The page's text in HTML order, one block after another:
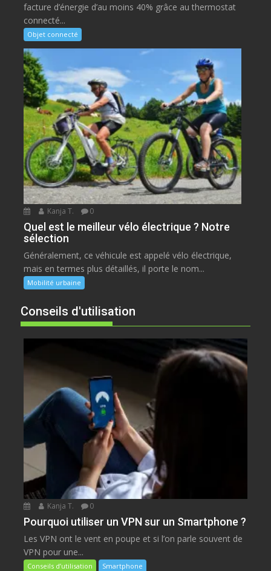
facture d’énergie d’au moins 40% grâce au thermostat
connecté...
Objet connecté
Kanja T. 0
Quel est le meilleur vélo électrique ? Notre
sélection
Généralement, ce véhicule est appelé vélo électrique,
mais en termes plus détaillés, il porte le nom...
Mobilité urbaine
Conseils d'utilisation
Kanja T. 0
Pourquoi utiliser un VPN sur un Smartphone ?
Les VPN ont le vent en poupe et si l’on parle souvent de
VPN pour une...
Conseils d’utilisation Smartphone